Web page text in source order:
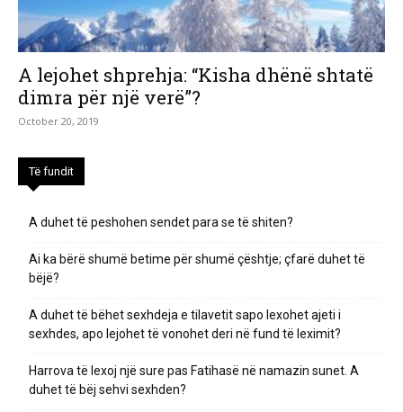
A lejohet shprehja: “Kisha dhënë shtatë
dimra për një verë”?
October 20, 2019
Të fundit
A duhet të peshohen sendet para se të shiten?
Ai ka bërë shumë betime për shumë çështje; çfarë duhet të
bëjë?
A duhet të bëhet sexhdeja e tilavetit sapo lexohet ajeti i
sexhdes, apo lejohet të vonohet deri në fund të leximit?
Harrova të lexoj një sure pas Fatihasë në namazin sunet. A
duhet të bëj sehvi sexhden?